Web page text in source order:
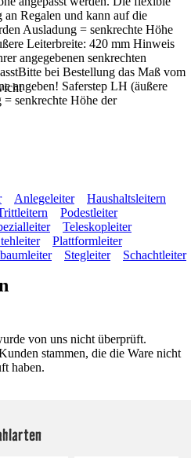
Regalen und kann auf die
Ausladung = senkrechte Höhe
Leiterbreite: 420 mm Hinweis
angegebenen senkrechten
bei Bestellung das Maß vom
angeben! Saferstep LH (äußere
senkrechte Höhe der
Anlegeleiter
Haushaltsleitern
Podestleiter
Teleskopleiter
Plattformleiter
Stegleiter Schachtleiter
von uns nicht überprüft.
stammen, die die Ware nicht
haben.